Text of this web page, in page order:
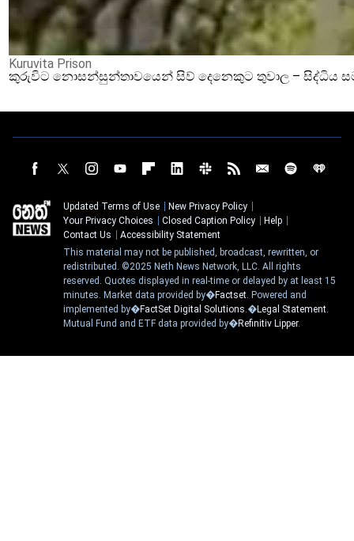
Kuruvita Prison
කුරුවිට නොසන්සුන්තාවයෙන් සිව් දෙනෙකුට තුවාල – සිද්ධිය
Updated Terms of Use
New Privacy Policy
Your Privacy Choices
Closed Caption Policy
Help
Contact Us
Accessibility Statement
This material may not be published, broadcast, rewritten, or
redistributed. ©2025 Neth News Network, LLC. All rights
reserved. Quotes displayed in real-time or delayed by at least 15
minutes. Market data provided by�Factset. Powered and
implemented by�FactSet Digital Solutions.�Legal Statement.
Mutual Fund and ETF data provided by�Refinitiv Lipper.